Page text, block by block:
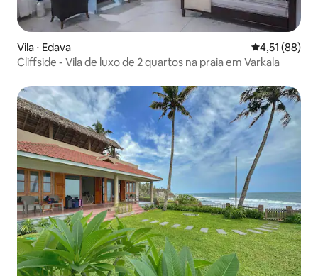
Vila ⋅ Edava 4,51 de uma
4,51 (88)
Cliffside - Vila de luxo de 2 quartos na praia em Varkala